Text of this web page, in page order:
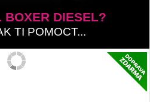
BOXER DIESEL?
TI POMOCT...